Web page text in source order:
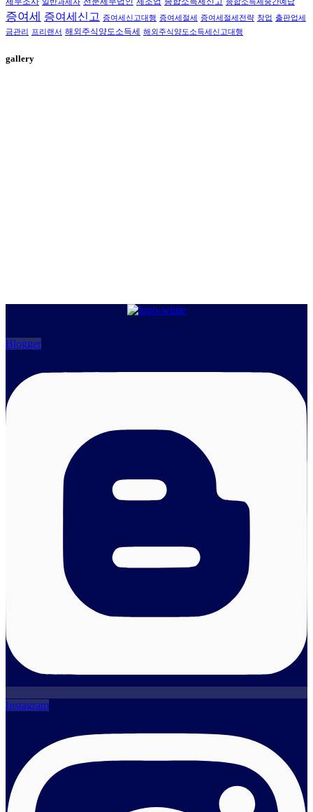
일반과세자 종합소득세중간예납
증여세 증여세신고 증여세신고대행 증여세절세 증여세절세전략 창업 출판업세
금관리
프리랜서 해외주식양도소득세 해외주식양도소득세신고대행
gallery
Blogger
Instagram